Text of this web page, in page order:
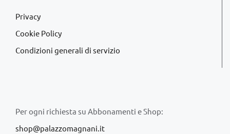
Privacy
Cookie Policy
Condizioni generali di servizio
Per ogni richiesta su Abbonamenti e Shop:
shop@palazzomagnani.it